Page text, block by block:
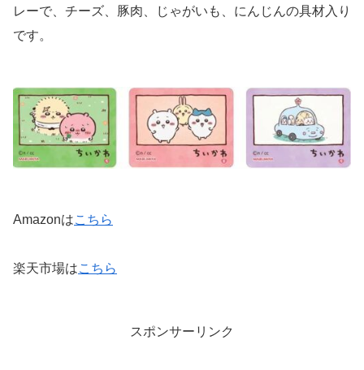
レーで、チーズ、豚肉、じゃがいも、にんじんの具材入り
です。
Amazonはこちら
楽天市場はこちら
スポンサーリンク